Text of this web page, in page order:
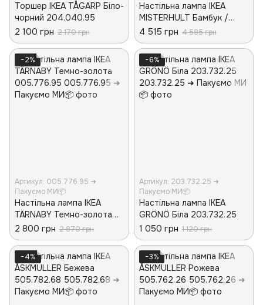
Торшер IKEA TÅGARP Біло-
чорний 204.040.95
2 100 грн 2 170 грн
Настільна лампа IKEA
MISTERHULT Бамбук /
ручна робота 504.376.26
4 515 грн 4 585 грн
−2%
Артикул: 005.776.95 ➜
Пакуємо МИ📦
Настільна лампа IKEA
TÄRNABY Темно-золота
005.776.95
2 800 грн 2 870 грн
−6%
Артикул: 203.732.25 ➜
Пакуємо МИ📦
Настільна лампа IKEA
GRÖNÖ Біла 203.732.25
1 050 грн 1 120 грн
−4% −3%